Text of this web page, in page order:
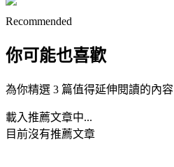
Recommended
你可能也喜歡
為你精選 3 篇值得延伸閱讀的內容
載入推薦文章中...
目前沒有推薦文章